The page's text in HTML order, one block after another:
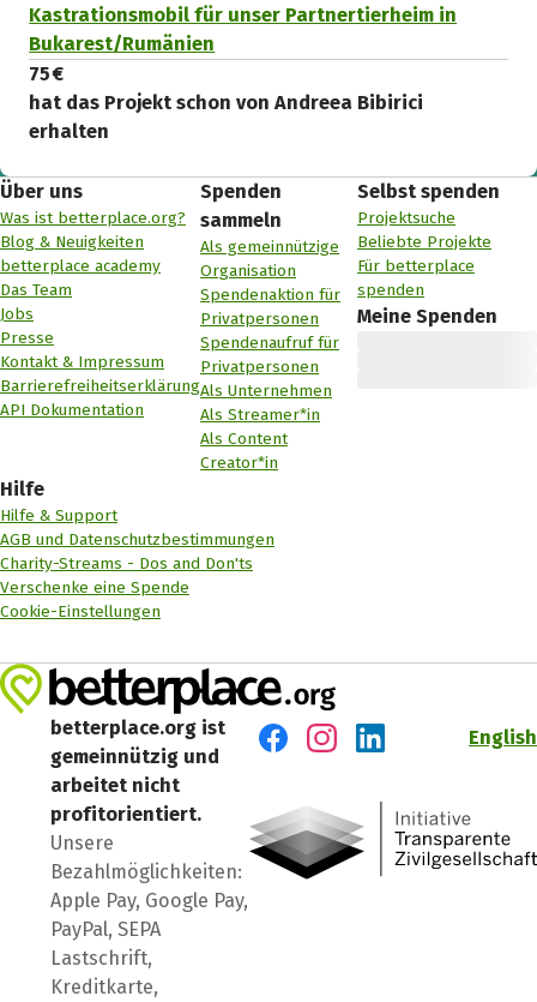
Kastrationsmobil für unser Partnertierheim in
Bukarest/Rumänien
75 €
hat das Projekt schon von Andreea Bibirici
erhalten
Über uns
Was ist betterplace.org?
Blog & Neuigkeiten
betterplace academy
Das Team
Jobs
Presse
Kontakt & Impressum
Barrierefreiheitserklärung
API Dokumentation
Spenden
sammeln
Als gemeinnützige
Organisation
Spendenaktion für
Privatpersonen
Spendenaufruf für
Privatpersonen
Als Unternehmen
Als Streamer*in
Als Content
Creator*in
Selbst spenden
Projektsuche
Beliebte Projekte
Für betterplace
spenden
Meine Spenden
Hilfe
Hilfe & Support
AGB und Datenschutzbestimmungen
Charity-Streams - Dos and Don'ts
Verschenke eine Spende
Cookie-Einstellungen
betterplace.org ist
gemeinnützig und
arbeitet nicht
profitorientiert.
Unsere
Bezahlmöglichkeiten:
Apple Pay, Google Pay,
PayPal, SEPA
Lastschrift,
Kreditkarte,
English